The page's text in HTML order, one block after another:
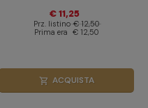
€ 11,25
Prz. listino € 12,50
Prima era € 12,50
shopping_cart ACQUISTA